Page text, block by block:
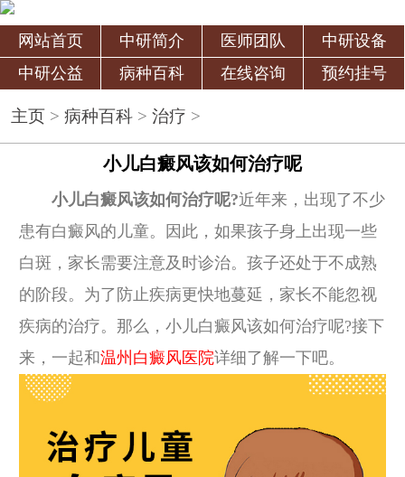
网站首页 中研简介 医师团队
中研设备
中研公益
病种百科 在线咨询 预约挂号
主页> 病种百科> 治疗 >
小儿白癜风该如何治疗呢
小儿白癜风该如何治疗呢?近年来，出现了不少
患有白癜风的儿童。因此，如果孩子身上出现一些
白斑，家长需要注意及时诊治。孩子还处于不成熟
的阶段。为了防止疾病更快地蔓延，家长不能忽视
疾病的治疗。那么，小儿白癜风该如何治疗呢?接下
来，一起和温州白癜风医院详细了解一下吧。